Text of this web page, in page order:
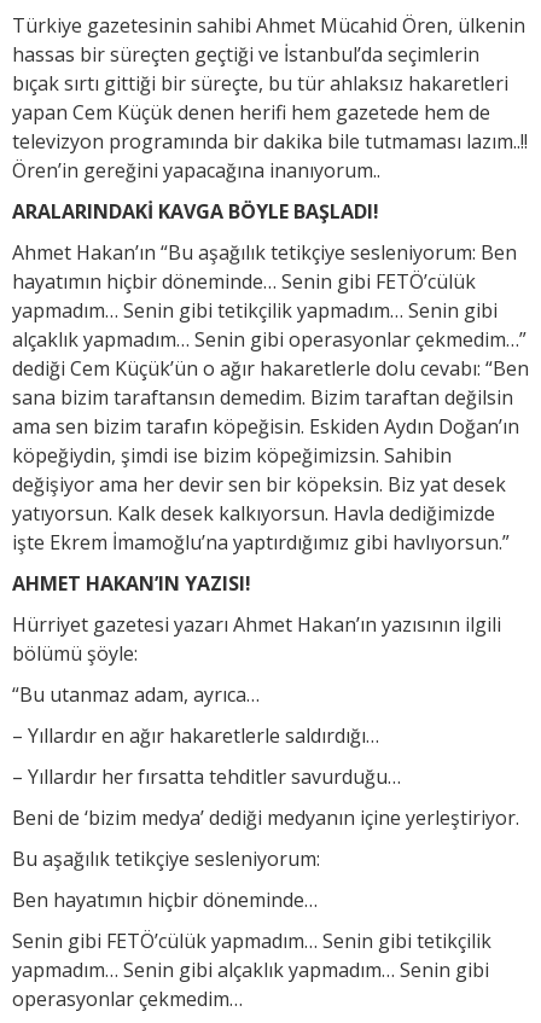
Türkiye gazetesinin sahibi Ahmet Mücahid Ören, ülkenin
hassas bir süreçten geçtiği ve İstanbul’da seçimlerin
bıçak sırtı gittiği bir süreçte, bu tür ahlaksız hakaretleri
yapan Cem Küçük denen herifi hem gazetede hem de
televizyon programında bir dakika bile tutmaması lazım..!!
Ören’in gereğini yapacağına inanıyorum..
ARALARINDAKİ KAVGA BÖYLE BAŞLADI!
Ahmet Hakan’ın “Bu aşağılık tetikçiye sesleniyorum: Ben
hayatımın hiçbir döneminde… Senin gibi FETÖ’cülük
yapmadım… Senin gibi tetikçilik yapmadım… Senin gibi
alçaklık yapmadım… Senin gibi operasyonlar çekmedim…”
dediği Cem Küçük’ün o ağır hakaretlerle dolu cevabı: “Ben
sana bizim taraftansın demedim. Bizim taraftan değilsin
ama sen bizim tarafın köpeğisin. Eskiden Aydın Doğan’ın
köpeğiydin, şimdi ise bizim köpeğimizsin. Sahibin
değişiyor ama her devir sen bir köpeksin. Biz yat desek
yatıyorsun. Kalk desek kalkıyorsun. Havla dediğimizde
işte Ekrem İmamoğlu’na yaptırdığımız gibi havlıyorsun.”
AHMET HAKAN’IN YAZISI!
Hürriyet gazetesi yazarı Ahmet Hakan’ın yazısının ilgili
bölümü şöyle:
“Bu utanmaz adam, ayrıca…
– Yıllardır en ağır hakaretlerle saldırdığı…
– Yıllardır her fırsatta tehditler savurduğu…
Beni de ‘bizim medya’ dediği medyanın içine yerleştiriyor.
Bu aşağılık tetikçiye sesleniyorum:
Ben hayatımın hiçbir döneminde…
Senin gibi FETÖ’cülük yapmadım… Senin gibi tetikçilik
yapmadım… Senin gibi alçaklık yapmadım… Senin gibi
operasyonlar çekmedim…